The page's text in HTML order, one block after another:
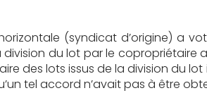
(syndicat d’origine) a
du lot par le
des lots issus de la division du
tel accord n’avait pas à être